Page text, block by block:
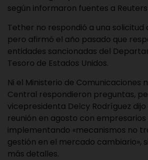
según informaron fuentes a
Tether no respondió a una solicitud
pero afirmó el año pasado que
entidades sancionadas del
Tesoro de Estados Unidos.
Ni el Ministerio de Comunicaciones
Central respondieron preguntas,
vicepresidenta Delcy Rodríguez
reunión en agosto con
implementando «mecanismos no
gestión en el mercado cambiario»,
más detalles.